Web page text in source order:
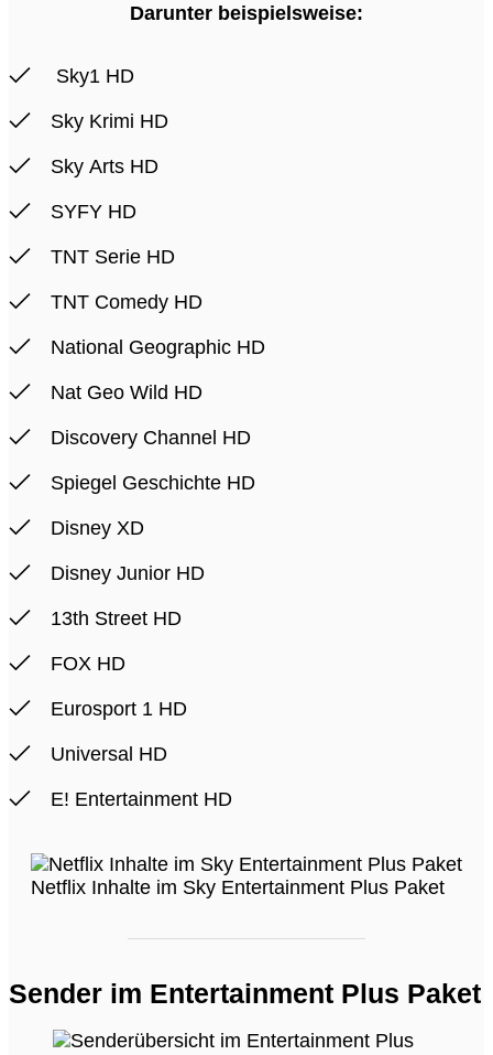
Darunter beispielsweise:
Sky1 HD
Sky Krimi HD
Sky Arts HD
SYFY HD
TNT Serie HD
TNT Comedy HD
National Geographic HD
Nat Geo Wild HD
Discovery Channel HD
Spiegel Geschichte HD
Disney XD
Disney Junior HD
13th Street HD
FOX HD
Eurosport 1 HD
Universal HD
E! Entertainment HD
Netflix Inhalte im Sky Entertainment Plus Paket
Sender im Entertainment Plus Paket